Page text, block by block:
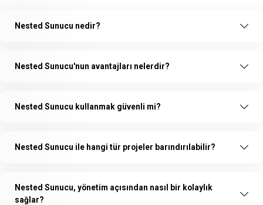
Nested Sunucu nedir?
Nested Sunucu'nun avantajları nelerdir?
Nested Sunucu kullanmak güvenli mi?
Nested Sunucu ile hangi tür projeler barındırılabilir?
Nested Sunucu, yönetim açısından nasıl bir kolaylık
sağlar?